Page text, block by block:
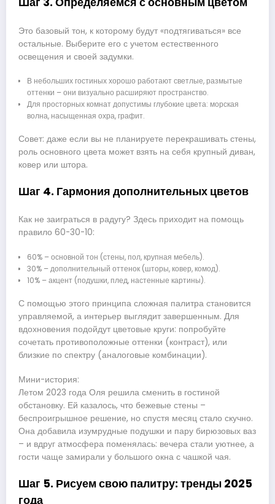
Это базовый тон, к которому будут «подтягиваться» все
остальные. Выберите его с учетом естественного
освещения и своей задумки.
В небольших гостиных хорошо работают светлые, размытые
оттенки – они визуально расширяют пространство.
Для просторных комнат допустимы глубокие цвета: морская
волна, насыщенная охра, графит.
Совет: даже если вы не планируете перекрашивать стены,
роль основного цвета может взять на себя крупный диван,
ковер или штора.
Шаг 4. Гармония дополнительных цветов
Как не заиграться в радугу? Здесь приходит на помощь
правило 60-30-10:
60% – основной тон (стены, пол, крупная мебель).
30% – дополнительный оттенок (шторы, ковер, комод).
10% – акцент (подушки, плед, настенные картины).
С помощью этого принципа сложная палитра становится
управляемой, а интерьер выглядит завершенным. Для
вдохновения подойдут цветовые круги: попробуйте
сочетать противоположные оттенки (контраст), или
близкие по спектру (аналоговые комбинации).
Мини-история:
Летом 2023 года Оля решила сменить в гостиной
обстановку. Ей казалось, что бежевые стены –
беспроигрышное решение, но спустя месяц стало скучно.
Она добавила изумрудные подушки и пару бирюзовых ваз
– и вдруг атмосфера поменялась: вечера стали уютнее, а
гости чаще замирали у большого окна с чашкой чая.
Шаг 5. Рисуем свою палитру: тренды 2025
года